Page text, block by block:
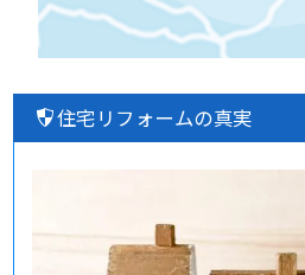
住宅リフォームの真実